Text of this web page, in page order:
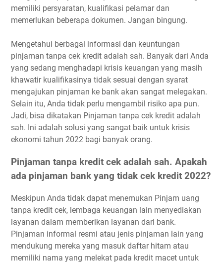
memiliki persyaratan, kualifikasi pelamar dan
memerlukan beberapa dokumen. Jangan bingung.
Mengetahui berbagai informasi dan keuntungan
pinjaman tanpa cek kredit adalah sah. Banyak dari Anda
yang sedang menghadapi krisis keuangan yang masih
khawatir kualifikasinya tidak sesuai dengan syarat
mengajukan pinjaman ke bank akan sangat melegakan.
Selain itu, Anda tidak perlu mengambil risiko apa pun.
Jadi, bisa dikatakan Pinjaman tanpa cek kredit adalah
sah. Ini adalah solusi yang sangat baik untuk krisis
ekonomi tahun 2022 bagi banyak orang.
Pinjaman tanpa kredit cek adalah sah. Apakah
ada pinjaman bank yang tidak cek kredit 2022?
Meskipun Anda tidak dapat menemukan Pinjam uang
tanpa kredit cek, lembaga keuangan lain menyediakan
layanan dalam memberikan layanan dari bank.
Pinjaman informal resmi atau jenis pinjaman lain yang
mendukung mereka yang masuk daftar hitam atau
memiliki nama yang melekat pada kredit macet untuk